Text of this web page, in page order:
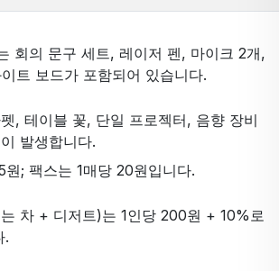
회의 문구 세트, 레이저 펜, 마이크 2개,
트 보드가 포함되어 있습니다.
, 테이블 꽃, 단일 프로젝터, 음향 장비
발생합니다.
원; 팩스는 1매당 20원입니다.
차 + 디저트)는 1인당 200원 + 10%로
.